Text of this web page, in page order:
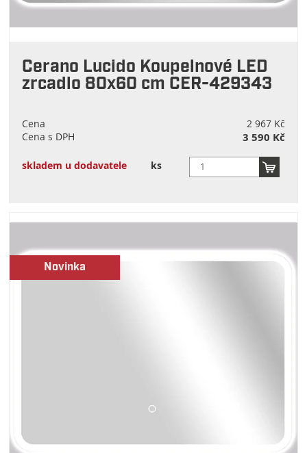
Cerano Lucido Koupelnové LED
zrcadlo 80x60 cm CER-429343
Cena
2 967 Kč
Cena s DPH
3 590 Kč
skladem u dodavatele ks
Novinka